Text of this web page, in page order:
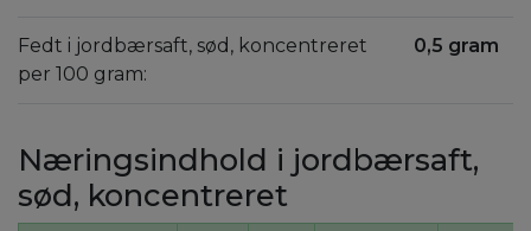
Fedt i jordbærsaft, sød, koncentreret
per 100 gram:
0,5 gram
Næringsindhold i jordbærsaft,
sød, koncentreret